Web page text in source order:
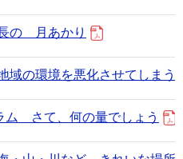
の 月あかり
域の環境を悪化させてしま
ム さて、何の量でしょう